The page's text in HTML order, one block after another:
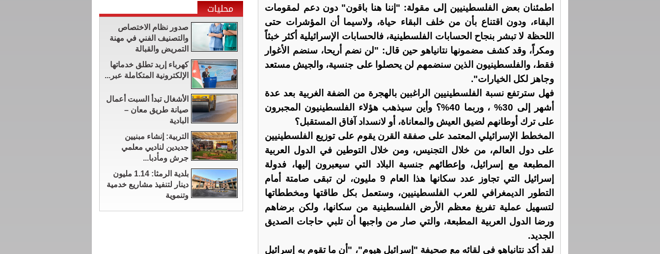
اطمئنان بعض الفلسطينيين إلى مقولة: "إننا هنا باقون" دون دعم لمقومات
البقاء، ودون اقتناع بأن من خلف البقاء حياة، ولاسيما أن المؤشرات حتى
اللحظة لا تبشر بنجاح الحسابات الفلسطينية، فالحسابات الإسرائيلية أكثر خبثاً
ومكراً، وقد كشف مضمونها نتانياهو حين قال: "لن نضم أريحا، سنضم الأغوار
فقط، والفلسطينيون الذين سنضمهم لن يحصلوا على جنسية، والجيش مستعد
وجاهز لكل الخيارات".
فهل سترتفع نسبة الفلسطينيين الراغبين بالهجرة من الضفة الغربية بعد عدة
أشهر إلى 30% ، وربما 40%؟ وأين سيذهب هؤلاء الفلسطينيون المجبرون
على ترك أوطانهم لضيق العيش والمعاناة، أو لانسداد آفاق المستقبل؟
المخطط الإسرائيلي المعتمد على صفقة القرن يقوم على توزيع الفلسطينيين
على دول العالم، من خلال التجنيس، ومن خلال التوطين في الدول العربية
المطبعة مع إسرائيل، وإعطائهم جنسية البلاد التي سيعبرون إليها، فدولة
إسرائيل التي تجاوز عدد سكانها هذا العام 9 مليون، لن تبقى صامتة أمام
التطور الديمغرافي للعرب الفلسطينيين، وستعمل بكل طاقتها ومخططاتها
لتسهيل عملية تفريغ معظم الأرض الفلسطينية من سكانها، ولكن برضاهم
ورضا الدول العربية المطبعة، والتي صار من واجبها أن تلبي حاجات الصديق
الجديد.
لقد أكد نتانياهو في لقائه مع صحيفة "إسرائيل هيوم"، "أن ما تقوم به إسرائيل
محليات
صدور نظام الاختصاص
والتصنيف الفني في مهنة
التمريض والقبالة
كهرباء إربد تطلق خدماتها
الإلكترونية المتكاملة عبر...
الأشغال تبدأ السبت أعمال
صيانة طريق معان –
البادية
التربية: إنشاء مبنيين
جديدين لناديي معلمي
جرش ومأدبا...
بلدية الرمثا: 1.14 مليون
دينار لتنفيذ مشاريع خدمية
وتنموية